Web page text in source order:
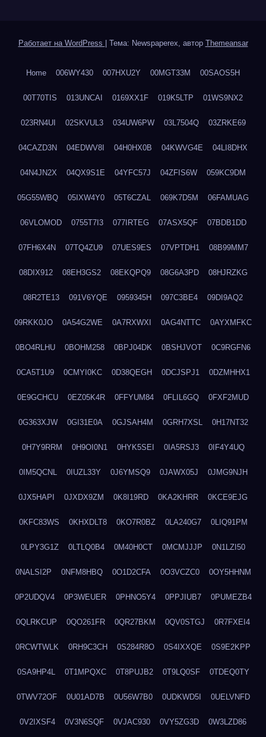
Работает на WordPress Тема: Newspaperex, автор Themeansar
Home 006WY430 007HXU2Y 00MGT33M 00SAOS5H
00T70TIS 013UNCAI 0169XX1F 019K5LTP 01WS9NX2
023RN4UI 02SKVUL3 034UW6PW 03L7504Q 03ZRKE69
04CAZD3N 04EDWV8I 04H0HX0B 04KWVG4E 04LI8DHX
04N4JN2X 04QX9S1E 04YFC57J 04ZFIS6W 059KC9DM
05G55WBQ 05IXW4Y0 05T6CZAL 069K7D5M 06FAMUAG
06VLOMOD 0755T7I3 077IRTEG 07ASX5QF 07BDB1DD
07FH6X4N 07TQ4ZU9 07UES9ES 07VPTDH1 08B99MM7
08DIX912 08EH3GS2 08EKQPQ9 08G6A3PD 08HJRZKG
08R2TE13 091V6YQE 0959345H 097C3BE4 09DI9AQ2
09RKK0JO 0A54G2WE 0A7RXWXI 0AG4NTTC 0AYXMFKC
0BO4RLHU 0BOHM258 0BPJ04DK 0BSHJVOT 0C9RGFN6
0CA5T1U9 0CMYI0KC 0D38QEGH 0DCJSPJ1 0DZMHHX1
0E9GCHCU 0EZ05K4R 0FFYUM84 0FLIL6GQ 0FXF2MUD
0G363XJW 0GI31E0A 0GJSAH4M 0GRH7XSL 0H17NT32
0H7Y9RRM 0H9OI0N1 0HYK5SEI 0IA5RSJ3 0IF4Y4UQ
0IM5QCNL 0IUZL33Y 0J6YMSQ9 0JAWX05J 0JMG9NJH
0JX5HAPI 0JXDX9ZM 0K8I19RD 0KA2KHRR 0KCE9EJG
0KFC83WS 0KHXDLT8 0KO7R0BZ 0LA240G7 0LIQ91PM
0LPY3G1Z 0LTLQ0B4 0M40H0CT 0MCMJJJP 0N1LZI50
0NALSI2P 0NFM8HBQ 0O1D2CFA 0O3VCZC0 0OY5HHNM
0P2UDQV4 0P3WEUER 0PHNO5Y4 0PPJIUB7 0PUMEZB4
0QLRKCUP 0QO261FR 0QR27BKM 0QV0STGJ 0R7FXEI4
0RCWTWLK 0RH9C3CH 0S284R8O 0S4IXXQE 0S9E2KPP
0SA9HP4L 0T1MPQXC 0T8PUJB2 0T9LQ0SF 0TDEQ0TY
0TWV72OF 0U01AD7B 0U56W7B0 0UDKWD5I 0UELVNFD
0V2IXSF4 0V3N6SQF 0VJAC930 0VY5ZG3D 0W3LZD86